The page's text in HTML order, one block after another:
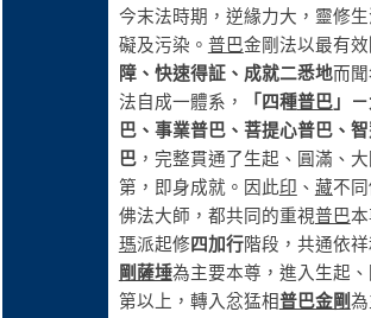
今末法時期，逆緣力大，靈修
礙及污染。 普巴金剛法以最有效
障、快速得証、成就二悉地而
法自成一體系，
「四種普巴」
巴、事業普巴、菩提心普巴、
巴，完整貫通了生起、圓滿、
第，即身成就。因此印 、 藏不
佛法大師，都共同的重視普巴本
瑪派起修四加行階段，共通依祥
剛薩埵為主要本尊，進入生起
第以上，轉入忿猛相普巴金剛